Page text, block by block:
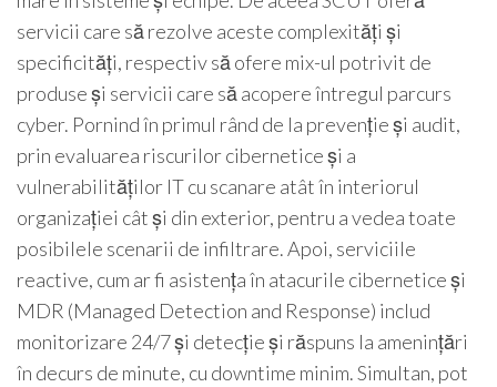
servicii care să rezolve aceste complexități și
specificități, respectiv să ofere mix-ul potrivit de
produse și servicii care să acopere întregul parcurs
cyber. Pornind în primul rând de la prevenție și audit,
prin evaluarea riscurilor cibernetice și a
vulnerabilităților IT cu scanare atât în interiorul
organizației cât și din exterior, pentru a vedea toate
posibilele scenarii de infiltrare. Apoi, serviciile
reactive, cum ar fi asistența în atacurile cibernetice și
MDR (Managed Detection and Response) includ
monitorizare 24/7 și detecție și răspuns la amenințări
în decurs de minute, cu downtime minim. Simultan, pot